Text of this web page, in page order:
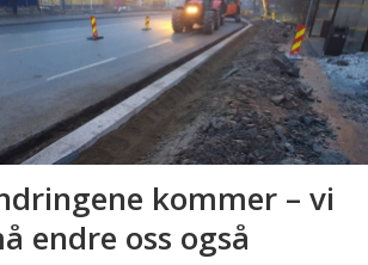
kommer – vi
endre oss også